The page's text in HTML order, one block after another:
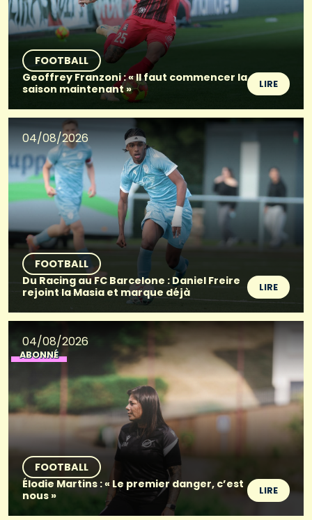
FOOTBALL
Geoffrey Franzoni : « Il faut commencer la
saison maintenant »
LIRE
04/08/2026
FOOTBALL
Du Racing au FC Barcelone : Daniel Freire
rejoint la Masia et marque déjà
LIRE
04/08/2026
ABONNÉ
FOOTBALL
Élodie Martins : « Le premier danger, c’est
nous »
LIRE